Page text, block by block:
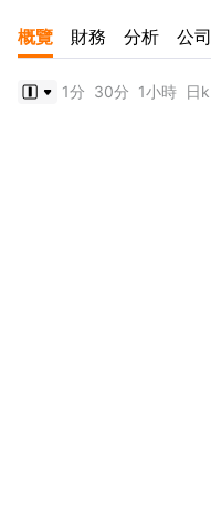
概覽 財務 分析 公司
1分 30分 1小時 日k